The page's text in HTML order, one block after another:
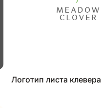
Логотип листа клевера